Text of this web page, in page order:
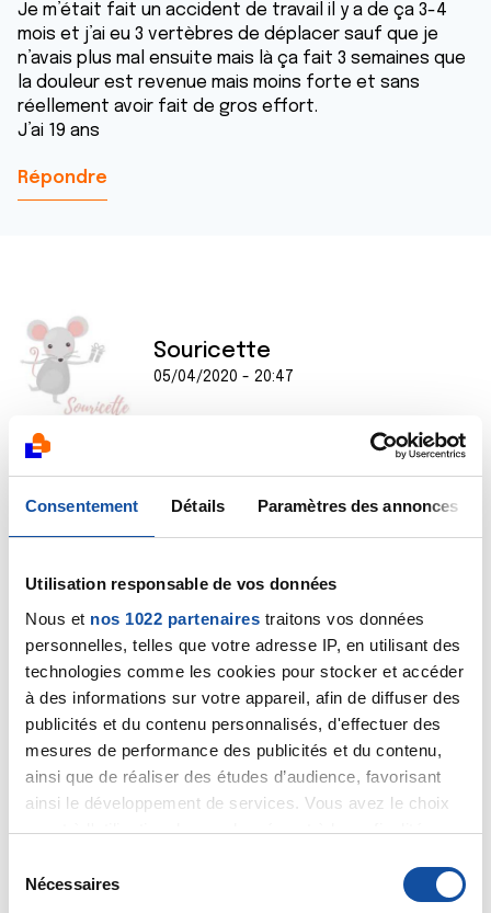
Consentement Détails Paramètres des annonces
Utilisation responsable de vos données
Nous et nos 1022 partenaires traitons vos données
personnelles, telles que votre adresse IP, en utilisant des
technologies comme les cookies pour stocker et accéder
à des informations sur votre appareil, afin de diffuser des
publicités et du contenu personnalisés, d'effectuer des
mesures de performance des publicités et du contenu,
ainsi que de réaliser des études d’audience, favorisant
ainsi le développement de services. Vous avez le choix
quant à l'utilisation de vos données et à leurs finalités.
tout moment en consultant la Déclaration relative aux
cookies ou en cliquant sur l'icône de confidentialité.
Nécessaires
Je m’était fait un accident de travail il y a de ça 3-4
mois et j’ai eu 3 vertèbres de déplacer sauf que je
n’avais plus mal ensuite mais là ça fait 3 semaines que
la douleur est revenue mais moins forte et sans
réellement avoir fait de gros effort.
J’ai 19 ans
Répondre
Souricette
05/04/2020 - 20:47
OK. et vous croyez avoir un cancer ? Parce qu'ici c'est
un forum dédié au cancer.
Stephane14
06/04/2020 - 08:26
médecin traitant
Avant de penser à un cancer, il y a certainement